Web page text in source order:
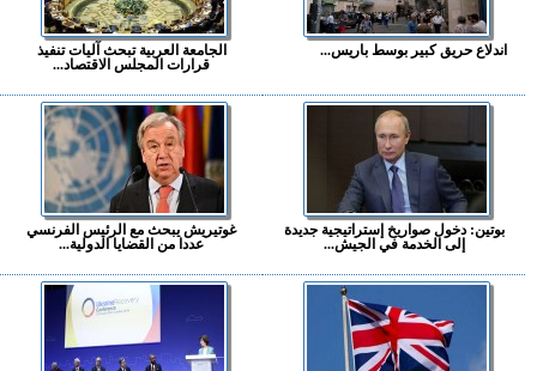
اندلاع حريق كبير بوسط باريس...
الجامعة العربية تبحث آليات تنفيذ
قرارات المجلس الاقتصاد...
بوتين: دخول صواريخ إستراتيجية جديدة
إلى الخدمة في الجيش...
غوتيريش يبحث مع الرئيس الفرنسي
عددا من القضايا الدولية...